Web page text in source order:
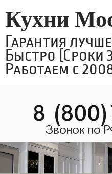
Кухни
Гарантия
Быстро (Сроки
Работаем с
8
Звонок по